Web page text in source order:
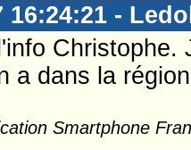
16:24:21 -
Christophe.
a dans la
Smartphone